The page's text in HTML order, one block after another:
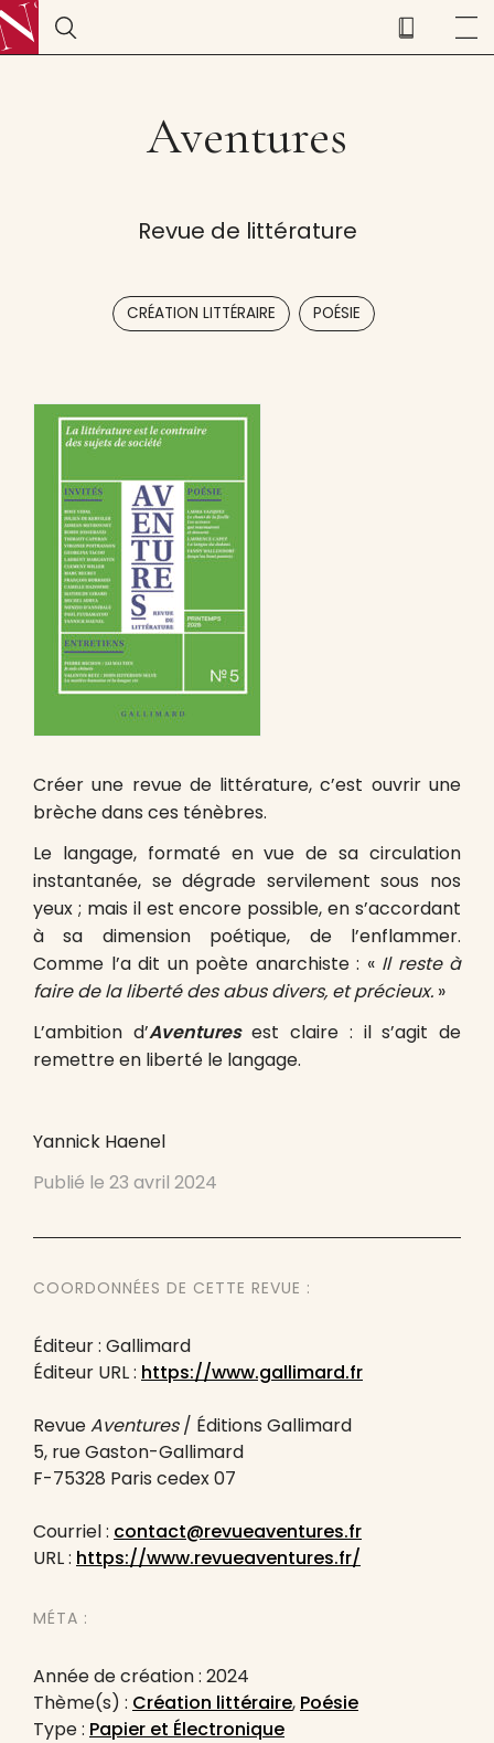
Aventures
Revue de littérature
CRÉATION LITTÉRAIRE , POÉSIE
Créer une revue de littérature, c’est ouvrir une
brèche dans ces ténèbres.
Le langage, formaté en vue de sa circulation
instantanée, se dégrade servilement sous nos
yeux ; mais il est encore possible, en s’accordant
à sa dimension poétique, de l’enflammer.
Comme l’a dit un poète anarchiste : « Il reste à
faire de la liberté des abus divers, et précieux. »
L’ambition d’Aventuresest claire : il s’agit de
remettre en liberté le langage.
Yannick Haenel
Publié le 23 avril 2024
COORDONNÉES DE CETTE REVUE :
Éditeur : Gallimard
Éditeur URL : https://www.gallimard.fr
RevueAventures/ Éditions Gallimard
5, rue Gaston-Gallimard
F-75328 Paris cedex 07
Courriel : contact@revueaventures.fr
URL : https://www.revueaventures.fr/
MÉTA :
Année de création : 2024
Thème(s) : Création littéraire, Poésie
Type : Papier et Électronique